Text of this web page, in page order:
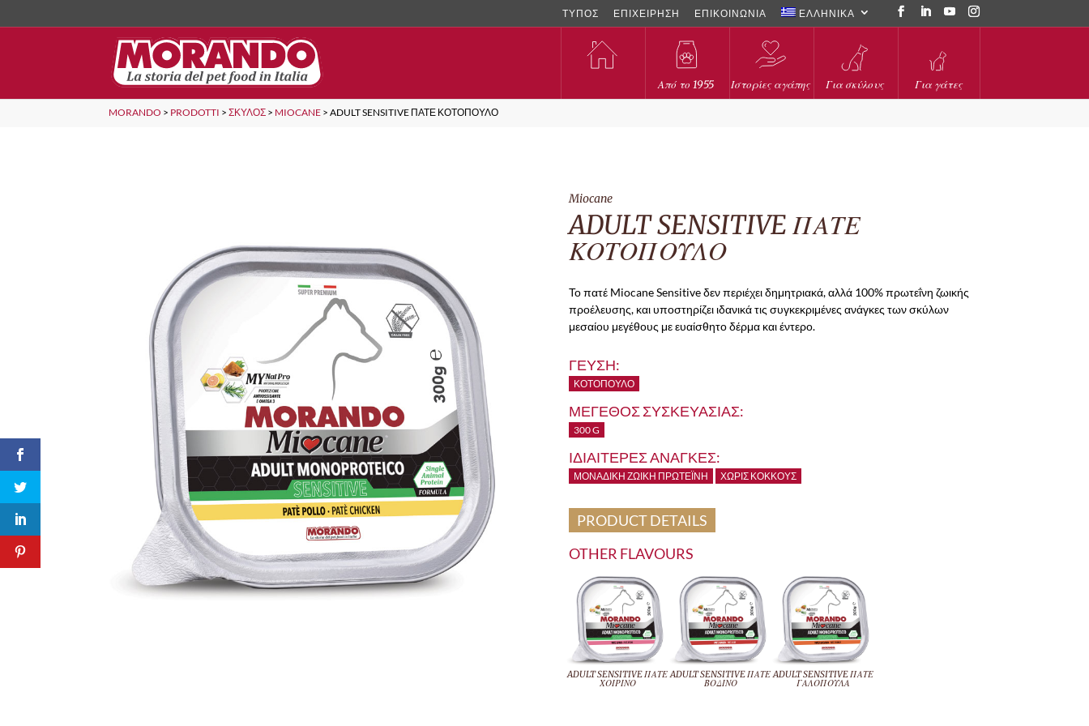
ΤΥΠΟΣ ΕΠΙΧΕΙΡΗΣΗ ΕΠΙΚΟΙΝΩΝΙΑ ΕΛΛΗΝΙΚΑ
Από το 1955 Ιστορίες αγάπης Για σκύλους Για γάτες
MORANDO > PRODOTTI >ΣΚΎΛΟΣ > MIOCANE >ADULT SENSITIVE ΠΑΤΕ ΚΟΤΟΠΟΥΛΟ
Miocane
ADULT SENSITIVE ΠΑΤΕ
ΚΟΤΟΠΟΥΛΟ
Το πατέ Miocane Sensitive δεν περιέχει δημητριακά, αλλά 100% πρωτεΐνη ζωικής
προέλευσης, και υποστηρίζει ιδανικά τις συγκεκριμένες ανάγκες των σκύλων
μεσαίου μεγέθους με ευαίσθητο δέρμα και έντερο.
ΓΕΥΣΗ:
ΚΟΤΌΠΟΥΛΟ
ΜΕΓΕΘΟΣ ΣΥΣΚΕΥΑΣΙΑΣ:
300 G
ΙΔΙΑΙΤΕΡΕΣ ΑΝΑΓΚΕΣ:
ΜΟΝΑΔΙΚΉ ΖΩΙΚΉ ΠΡΩΤΕΪ́ΝΗ ΧΩΡΊΣ ΚΌΚΚΟΥΣ
PRODUCT DETAILS
OTHER FLAVOURS
ADULT SENSITIVE ΠΑΤΕ
ΧΟΙΡΙΝΟ
ADULT SENSITIVE ΠΑΤΕ
ΒΟΔΙΝΟ
ADULT SENSITIVE ΠΑΤΕ
ΓΑΛΟΠΟΥΛΑ